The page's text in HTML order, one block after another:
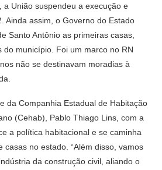
a União suspendeu a execução e
Ainda assim, o Governo do Estado
Santo Antônio as primeiras casas,
do município. Foi um marco no RN
não se destinavam moradias à
da Companhia Estadual de Habitação
(Cehab), Pablo Thiago Lins, com a
a política habitacional e se caminha
casas no estado. “Além disso, vamos
da construção civil, aliando o